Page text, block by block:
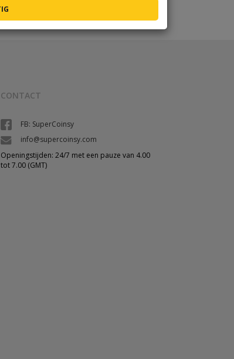
CONTACT
FB: SuperCoinsy
info@supercoinsy.com
Openingstijden: 24/7 met een pauze van 4.00
tot 7.00 (GMT)